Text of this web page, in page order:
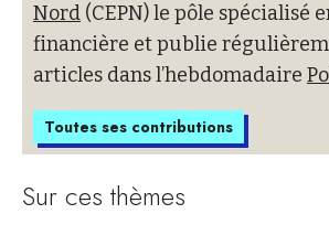
Nord (CEPN) le pôle spécialisé
financière et publie
articles dans l’hebdomadaire
Toutes ses contributions
Sur ces thèmes